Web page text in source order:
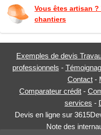
Vous êtes artisan
chantiers
Exemples de devis
professionnels -
Contact -
Comparateur crédit -
services -
Devis en ligne sur
Note des